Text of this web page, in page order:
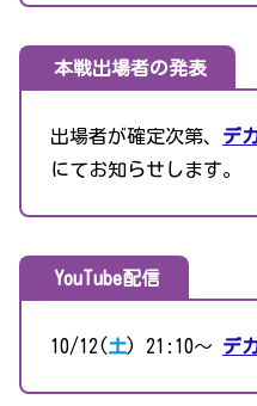
本戦出場者の発表
出場者が確定次第、 デ
にてお知らせします。
YouTube配信
10/12(土) 21:10〜 デ